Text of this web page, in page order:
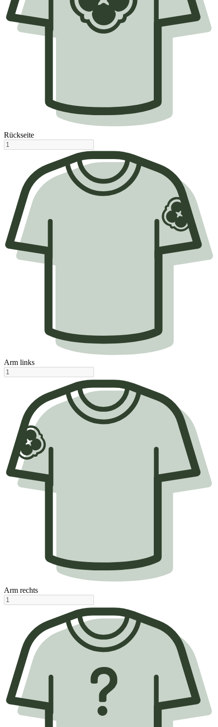
Rückseite
Arm links
Arm rechts